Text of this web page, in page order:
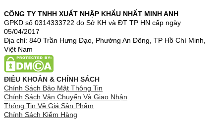
CÔNG TY TNHH XUẤT NHẬP KHẨU NHẤT MINH ANH
GPKD số 0314333722 do Sở KH và ĐT TP HN cấp ngày
05/04/2017
Địa chỉ: 840 Trần Hưng Đạo, Phường An Đông, TP Hồ Chí Minh,
Việt Nam
ĐIỀU KHOẢN & CHÍNH SÁCH
Chính Sách Bảo Mật Thông Tin
Chính Sách Vận Chuyển Và Giao Nhận
Thông Tin Về Giá Sản Phẩm
Chính Sách Kiểm Hàng